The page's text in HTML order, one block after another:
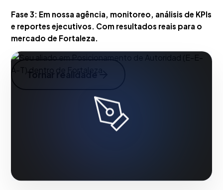
Fase 3: Em nossa agência, monitoreo, análisis de KPIs
e reportes ejecutivos. Com resultados reais para o
mercado de Fortaleza.
Tornar realidade